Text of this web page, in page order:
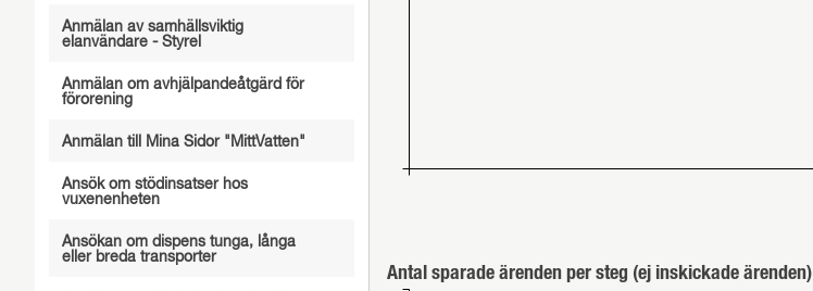
Anmälan av samhällsviktig
elanvändare - Styrel
Anmälan om avhjälpandeåtgärd för
förorening
Anmälan till Mina Sidor "MittVatten"
Ansök om stödinsatser hos
vuxenenheten
Ansökan om dispens tunga, långa
eller breda transporter
Antal sparade ärenden per steg (ej inskickade ärenden)